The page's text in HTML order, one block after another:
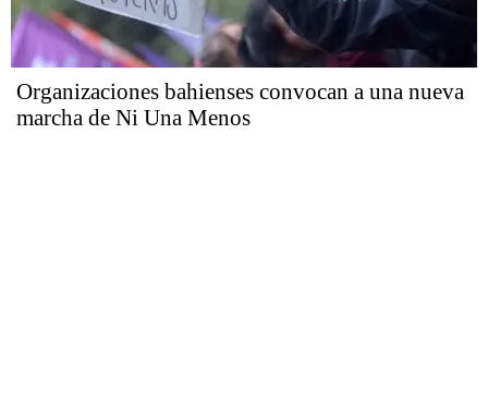
Organizaciones bahienses convocan a una nueva
marcha de Ni Una Menos